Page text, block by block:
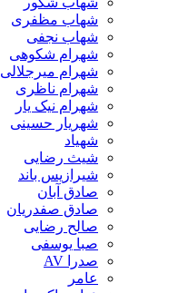
شهاب مظفری
شهاب نجفی
شهرام شکوهی
شهرام میرجلالی
شهرام ناظری
شهرام نیک یار
شهریار حسینی
شهیاد
شیث رضایی
شیرازیس باند
صادق آبان
صادق صفدریان
صالح رضایی
صبا یوسفی
صدرا AV
عامر